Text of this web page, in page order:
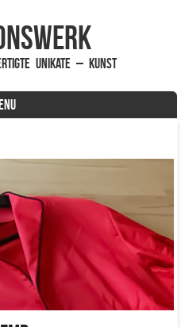
Unikate – Kunst